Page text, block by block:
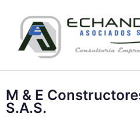
content
M & E
S.A.S.